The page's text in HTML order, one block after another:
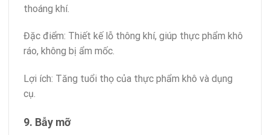
thoáng khí.
Đặc điểm: Thiết kế lỗ thông khí, giúp thực phẩm khô
ráo, không bị ẩm mốc.
Lợi ích: Tăng tuổi thọ của thực phẩm khô và dụng
cụ.
9. Bẫy mỡ